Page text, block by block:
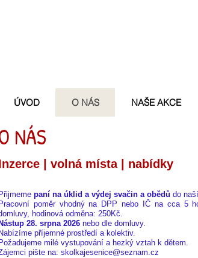
ÚVOD O NÁS NAŠE AKCE
NÁS
| volná místa | nabídky
Přijmeme paní na úklid a výdej svačin a obědů do
Pracovní poměr vhodný na DPP nebo IČ na cca 5
hodinová odměna: 250Kč.
Nástup 28. srpna 2026 nebo dle domluvy.
Nabízíme příjemné prostředí a kolektiv.
Požadujeme milé vystupování a hezký vztah k dětem.
pište na: skolkajesenice@seznam.cz